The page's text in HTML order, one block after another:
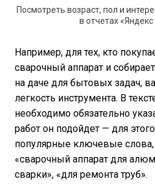
Посмотреть возраст, пол и
в отчетах
Например, для тех, кто
сварочный аппарат и
на даче для бытовых задач,
легкость инструмента. В
необходимо обязательно
работ он подойдет — для
популярные ключевые
«сварочный аппарат для
сварки», «для ремонта труб».